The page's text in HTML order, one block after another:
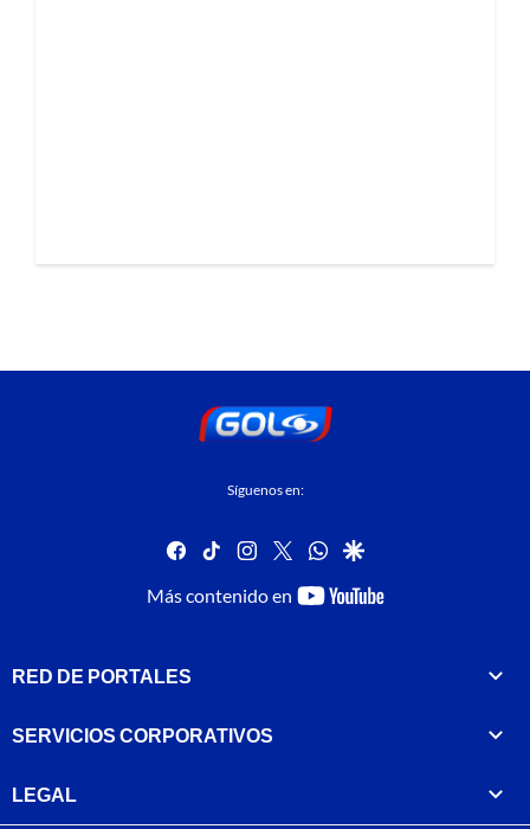
Síguenos en:
facebook
tiktok instagram
twitterwhatsapp
google
Más contenido en
youtube-
RED DE PORTALES
SERVICIOS CORPORATIVOS
LEGAL